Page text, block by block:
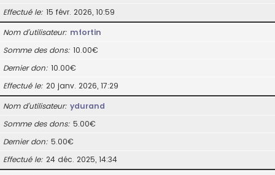
Effectué le 15 févr. 2026, 10:59
Nom d’utilisateur mfortin
Somme des dons 10.00€
Dernier don 10.00€
Effectué le 20 janv. 2026, 17:29
Nom d’utilisateur ydurand
Somme des dons 5.00€
Dernier don 5.00€
Effectué le 24 déc. 2025, 14:34